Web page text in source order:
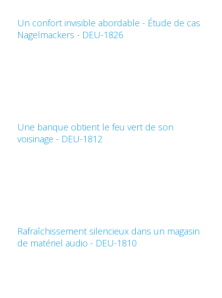
Un confort invisible abordable - Étude de cas
Nagelmackers - DEU-1826
Une banque obtient le feu vert de son
voisinage - DEU-1812
Rafraîchissement silencieux dans un magasin
de matériel audio - DEU-1810